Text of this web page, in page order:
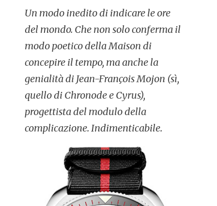
Un modo inedito di indicare le ore
del mondo. Che non solo conferma il
modo poetico della Maison di
concepire il tempo, ma anche la
genialità di Jean-François Mojon (sì,
quello di Chronode e Cyrus),
progettista del modulo della
complicazione. Indimenticabile.